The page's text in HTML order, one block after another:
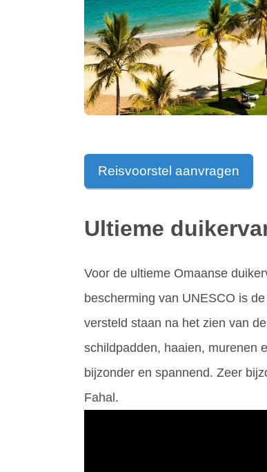
Reisvoorstel aanvragen
Ultieme
Voor de ultieme Omaanse
bescherming van UNESCO is
versteld staan na het zien van
schildpadden, haaien, murenen
bijzonder en spannend. Zeer
Fahal.